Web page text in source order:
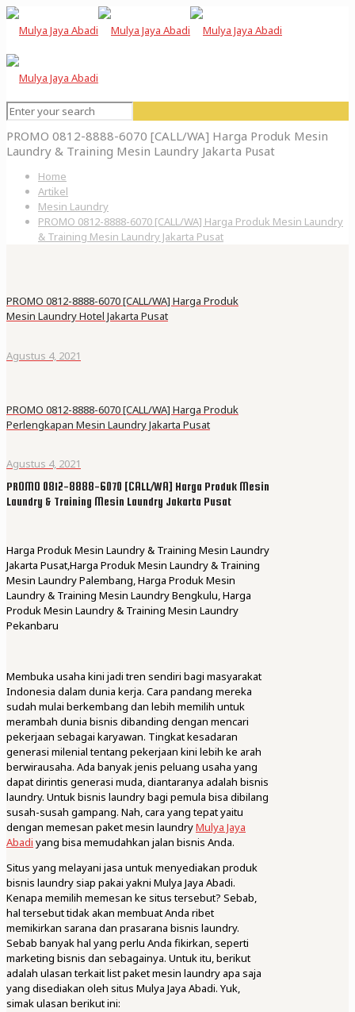
PROMO 0812-8888-6070 [CALL/WA] Harga Produk Mesin
Laundry & Training Mesin Laundry Jakarta Pusat
Home
Artikel
Mesin Laundry
PROMO 0812-8888-6070 [CALL/WA] Harga Produk Mesin Laundry
& Training Mesin Laundry Jakarta Pusat
PROMO 0812-8888-6070 [CALL/WA] Harga Produk
Mesin Laundry Hotel Jakarta Pusat
Agustus 4, 2021
PROMO 0812-8888-6070 [CALL/WA] Harga Produk
Perlengkapan Mesin Laundry Jakarta Pusat
Agustus 4, 2021
PROMO 0812-8888-6070 [CALL/WA] Harga Produk Mesin
Laundry & Training Mesin Laundry Jakarta Pusat
Harga Produk Mesin Laundry & Training Mesin Laundry
Jakarta Pusat,Harga Produk Mesin Laundry & Training
Mesin Laundry Palembang, Harga Produk Mesin
Laundry & Training Mesin Laundry Bengkulu, Harga
Produk Mesin Laundry & Training Mesin Laundry
Pekanbaru
Membuka usaha kini jadi tren sendiri bagi masyarakat
Indonesia dalam dunia kerja. Cara pandang mereka
sudah mulai berkembang dan lebih memilih untuk
merambah dunia bisnis dibanding dengan mencari
pekerjaan sebagai karyawan. Tingkat kesadaran
generasi milenial tentang pekerjaan kini lebih ke arah
berwirausaha. Ada banyak jenis peluang usaha yang
dapat dirintis generasi muda, diantaranya adalah bisnis
laundry. Untuk bisnis laundry bagi pemula bisa dibilang
susah-susah gampang. Nah, cara yang tepat yaitu
dengan memesan paket mesin laundryMulya Jaya
Abadi yang bisa memudahkan jalan bisnis Anda.
Situs yang melayani jasa untuk menyediakan produk
bisnis laundry siap pakai yakni Mulya Jaya Abadi.
Kenapa memilih memesan ke situs tersebut? Sebab,
hal tersebut tidak akan membuat Anda ribet
memikirkan sarana dan prasarana bisnis laundry.
Sebab banyak hal yang perlu Anda fikirkan, seperti
marketing bisnis dan sebagainya. Untuk itu, berikut
adalah ulasan terkait list paket mesin laundry apa saja
yang disediakan oleh situs Mulya Jaya Abadi. Yuk,
simak ulasan berikut ini: